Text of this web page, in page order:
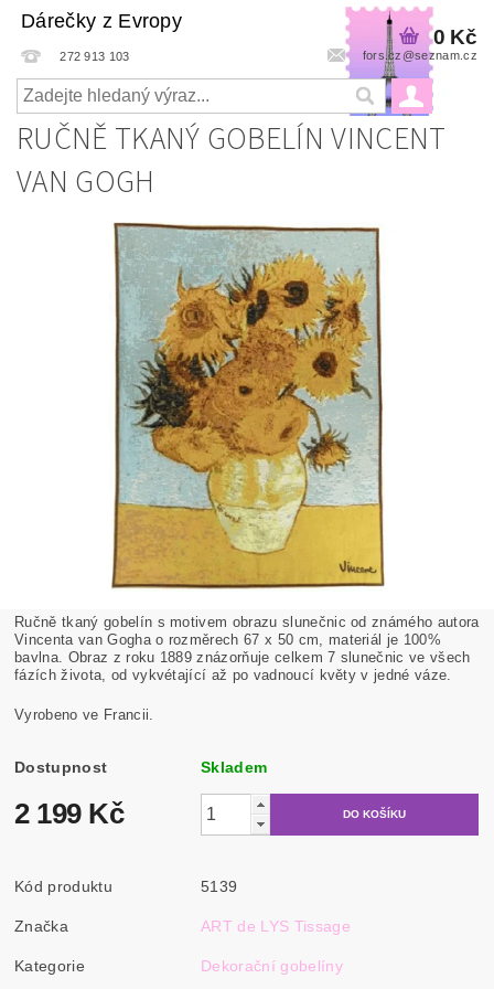
Dárečky z Evropy
272 913 103 fors.cz@seznam.cz
0 Kč
RUČNĚ TKANÝ GOBELÍN VINCENT
VAN GOGH
Ručně tkaný gobelín s motivem obrazu slunečnic od známého autora
Vincenta van Gogha o rozměrech 67 x 50 cm, materiál je 100%
bavlna. Obraz z roku 1889 znázorňuje celkem 7 slunečnic ve všech
fázích života, od vykvétající až po vadnoucí květy v jedné váze.
Vyrobeno ve Francii.
Dostupnost Skladem
2 199 Kč
Kód produktu 5139
Značka ART de LYS Tissage
Kategorie Dekorační gobelíny